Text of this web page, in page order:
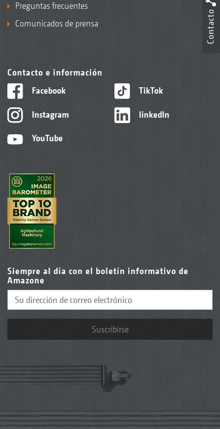
Preguntas frecuentes
Comunicados de prensa
Contacto e información
Facebook
Instagram
YouTube
TikTok
linkedIn
Siempre al día con el boletín informativo de
Amazone
Suscribirse
Contacto